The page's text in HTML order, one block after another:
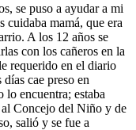
se puso a ayudar a mi
cuidaba mamá, que era
A los 12 años se
con los cañeros en la
requerido en el diario
cae preso en
encuentra; estaba
Concejo del Niño y de
salió y se fue a